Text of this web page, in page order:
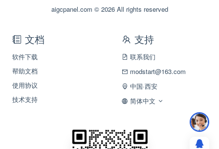
aigcpanel.com © 2026 All rights reserved
文档
软件下载
帮助文档
使用协议
技术支持
支持
联系我们
modstart@163.com
中国·西安
简体中文